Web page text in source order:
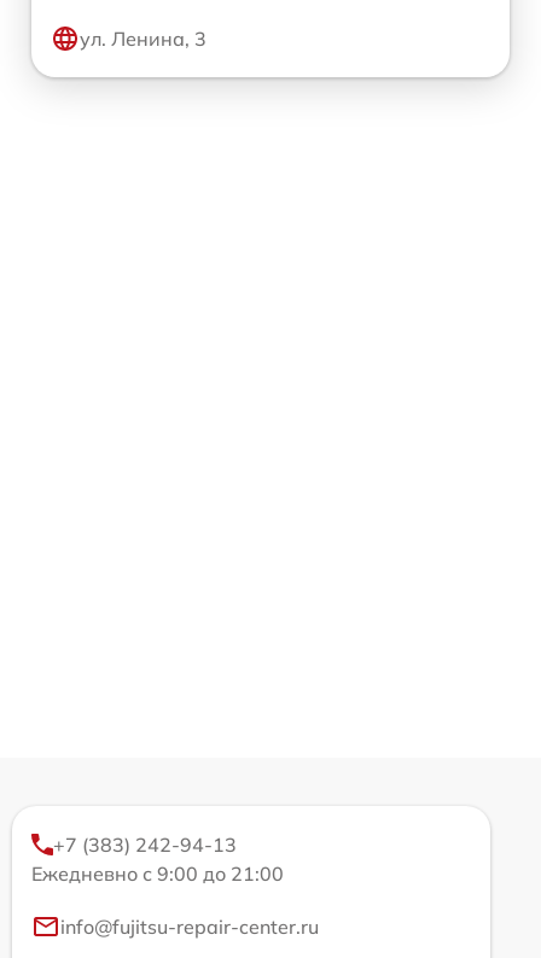
ул. Ленина, 3
+7 (383) 242-94-13
Ежедневно с 9:00 до 21:00
info@fujitsu-repair-center.ru